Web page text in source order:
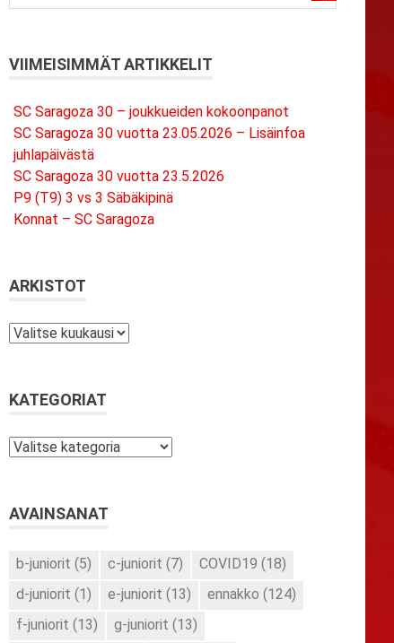
VIIMEISIMMÄT ARTIKKELIT
SC Saragoza 30 – joukkueiden kokoonpanot
SC Saragoza 30 vuotta 23.05.2026 – Lisäinfoa
juhlapäivästä
SC Saragoza 30 vuotta 23.5.2026
P9 (T9) 3 vs 3 Säbäkipinä
Konnat – SC Saragoza
ARKISTOT
Arkistot
KATEGORIAT
Kategoriat
AVAINSANAT
b-juniorit (5) c-juniorit (7) COVID19 (18)
d-juniorit (1) e-juniorit (13) ennakko (124)
f-juniorit (13) g-juniorit (13)